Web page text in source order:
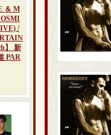
＆ M
/
】 新
PAR